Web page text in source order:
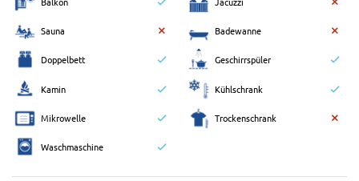
Sauna Badewanne
Doppelbett Geschirrspüler
Kamin Kühlschrank
Mikrowelle Trockenschrank
Waschmaschine